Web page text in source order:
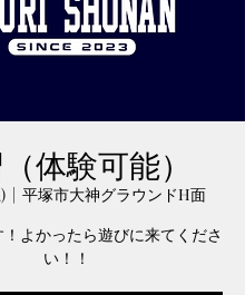
体験可能）
  |
平塚市大神グラウンドH面
よかったら遊びに来てくださ
い！！